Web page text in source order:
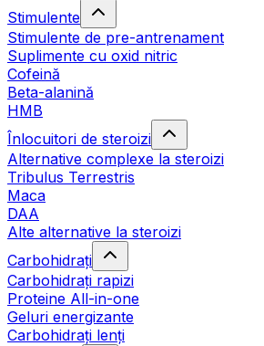
Stimulente
Stimulente de pre-antrenament
Suplimente cu oxid nitric
Cofeină
Beta-alanină
HMB
Înlocuitori de steroizi
Alternative complexe la steroizi
Tribulus Terrestris
Maca
DAA
Alte alternative la steroizi
Carbohidrați
Carbohidrați rapizi
Proteine All-in-one
Geluri energizante
Carbohidrați lenți